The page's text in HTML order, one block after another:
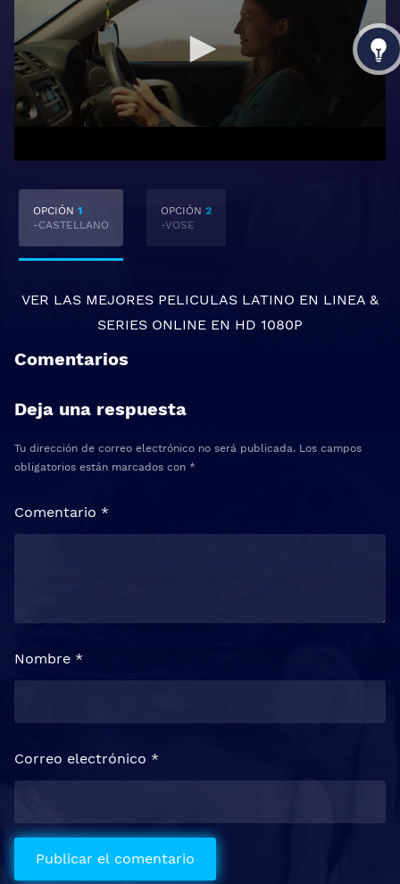
OPCIÓN 1
-CASTELLANO
OPCIÓN 2
-VOSE
VER LAS MEJORES PELICULAS LATINO EN LINEA &
SERIES ONLINE EN HD 1080P
Comentarios
Deja una respuesta
Tu dirección de correo electrónico no será publicada. Los campos
obligatorios están marcados con *
Comentario *
Nombre *
Correo electrónico *